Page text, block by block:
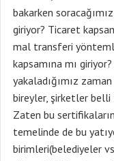
bakarken
giriyor? Ticaret
mal transferi
kapsamına mı
yakaladığımız
bireyler, şirketler belli
Zaten bu
temelinde de bu
birimleri(belediyeler